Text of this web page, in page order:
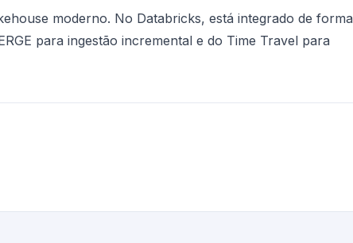
moderno. No Databricks, está integrado de forma
para ingestão incremental e do Time Travel para